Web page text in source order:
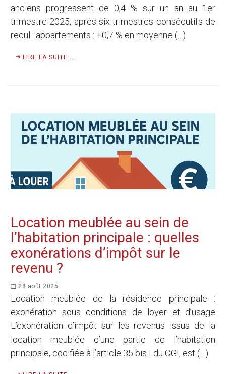
anciens progressent de 0,4 % sur un an au 1er
trimestre 2025, après six trimestres consécutifs de
recul : appartements : +0,7 % en moyenne (…)
LIRE LA SUITE ...
Location meublée au sein de
l’habitation principale : quelles
exonérations d’impôt sur le
revenu ?
28 août 2025
Location meublée de la résidence principale :
exonération sous conditions de loyer et d’usage
L’exonération d’impôt sur les revenus issus de la
location meublée d’une partie de l’habitation
principale, codifiée à l’article 35 bis I du CGI, est (…)